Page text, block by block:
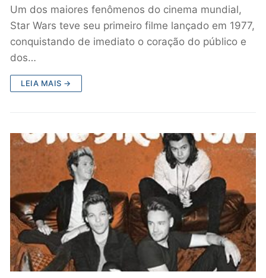
Um dos maiores fenômenos do cinema mundial,
Star Wars teve seu primeiro filme lançado em 1977,
conquistando de imediato o coração do público e
dos…
LEIA MAIS →